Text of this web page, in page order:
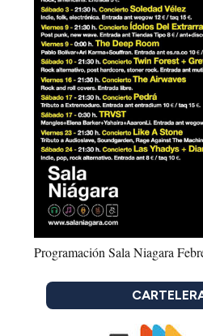
Programación Sala Niagara